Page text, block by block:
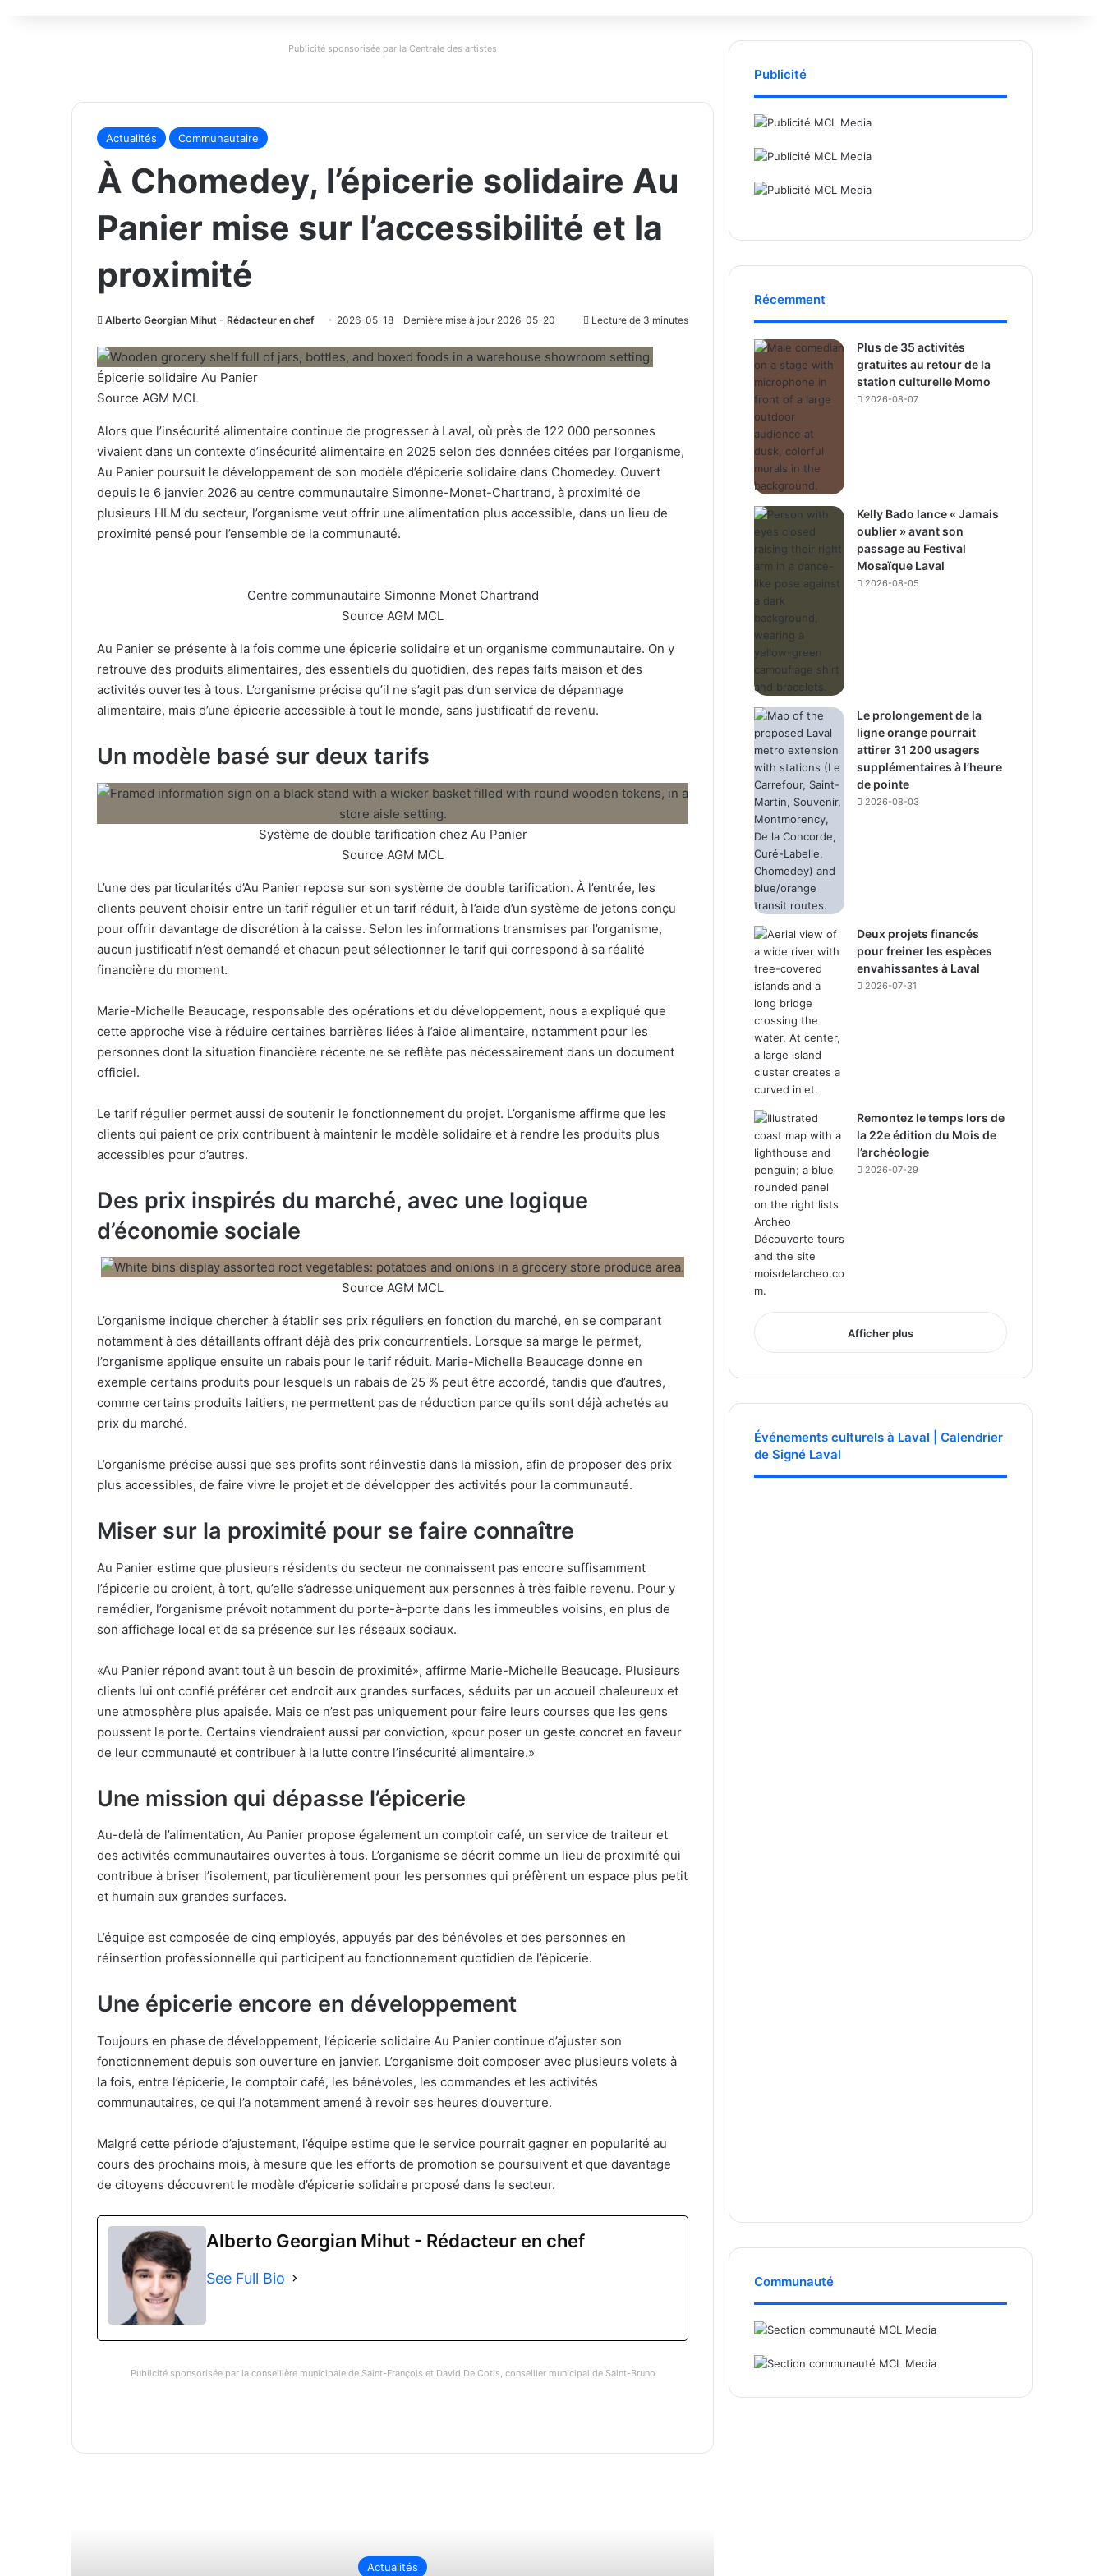
Publicité sponsorisée par la Centrale des artistes
Actualités Communautaire
À Chomedey, l’épicerie solidaire Au
Panier mise sur l’accessibilité et la
proximité
Alberto Georgian Mihut - Rédacteur en chef 2026-05-18 Dernière mise à jour 2026-05-20 Lecture de 3 minutes
Épicerie solidaire Au Panier
Source AGM MCL
Alors que l’insécurité alimentaire continue de progresser à Laval, où près de 122 000 personnes
vivaient dans un contexte d’insécurité alimentaire en 2025 selon des données citées par l’organisme,
Au Panier poursuit le développement de son modèle d’épicerie solidaire dans Chomedey. Ouvert
depuis le 6 janvier 2026 au centre communautaire Simonne-Monet-Chartrand, à proximité de
plusieurs HLM du secteur, l’organisme veut offrir une alimentation plus accessible, dans un lieu de
proximité pensé pour l’ensemble de la communauté.
Centre communautaire Simonne Monet Chartrand
Source AGM MCL
Au Panier se présente à la fois comme une épicerie solidaire et un organisme communautaire. On y
retrouve des produits alimentaires, des essentiels du quotidien, des repas faits maison et des
activités ouvertes à tous. L’organisme précise qu’il ne s’agit pas d’un service de dépannage
alimentaire, mais d’une épicerie accessible à tout le monde, sans justificatif de revenu.
Un modèle basé sur deux tarifs
Système de double tarification chez Au Panier
Source AGM MCL
L’une des particularités d’Au Panier repose sur son système de double tarification. À l’entrée, les
clients peuvent choisir entre un tarif régulier et un tarif réduit, à l’aide d’un système de jetons conçu
pour offrir davantage de discrétion à la caisse. Selon les informations transmises par l’organisme,
aucun justificatif n’est demandé et chacun peut sélectionner le tarif qui correspond à sa réalité
financière du moment.
Marie-Michelle Beaucage, responsable des opérations et du développement, nous a expliqué que
cette approche vise à réduire certaines barrières liées à l’aide alimentaire, notamment pour les
personnes dont la situation financière récente ne se reflète pas nécessairement dans un document
officiel.
Le tarif régulier permet aussi de soutenir le fonctionnement du projet. L’organisme affirme que les
clients qui paient ce prix contribuent à maintenir le modèle solidaire et à rendre les produits plus
accessibles pour d’autres.
Des prix inspirés du marché, avec une logique
d’économie sociale
Source AGM MCL
L’organisme indique chercher à établir ses prix réguliers en fonction du marché, en se comparant
notamment à des détaillants offrant déjà des prix concurrentiels. Lorsque sa marge le permet,
l’organisme applique ensuite un rabais pour le tarif réduit. Marie-Michelle Beaucage donne en
exemple certains produits pour lesquels un rabais de 25 % peut être accordé, tandis que d’autres,
comme certains produits laitiers, ne permettent pas de réduction parce qu’ils sont déjà achetés au
prix du marché.
L’organisme précise aussi que ses profits sont réinvestis dans la mission, afin de proposer des prix
plus accessibles, de faire vivre le projet et de développer des activités pour la communauté.
Miser sur la proximité pour se faire connaître
Au Panier estime que plusieurs résidents du secteur ne connaissent pas encore suffisamment
l’épicerie ou croient, à tort, qu’elle s’adresse uniquement aux personnes à très faible revenu. Pour y
remédier, l’organisme prévoit notamment du porte-à-porte dans les immeubles voisins, en plus de
son affichage local et de sa présence sur les réseaux sociaux.
«Au Panier répond avant tout à un besoin de proximité», affirme Marie-Michelle Beaucage. Plusieurs
clients lui ont confié préférer cet endroit aux grandes surfaces, séduits par un accueil chaleureux et
une atmosphère plus apaisée. Mais ce n’est pas uniquement pour faire leurs courses que les gens
poussent la porte. Certains viendraient aussi par conviction, «pour poser un geste concret en faveur
de leur communauté et contribuer à la lutte contre l’insécurité alimentaire.»
Une mission qui dépasse l’épicerie
Au-delà de l’alimentation, Au Panier propose également un comptoir café, un service de traiteur et
des activités communautaires ouvertes à tous. L’organisme se décrit comme un lieu de proximité qui
contribue à briser l’isolement, particulièrement pour les personnes qui préfèrent un espace plus petit
et humain aux grandes surfaces.
L’équipe est composée de cinq employés, appuyés par des bénévoles et des personnes en
réinsertion professionnelle qui participent au fonctionnement quotidien de l’épicerie.
Une épicerie encore en développement
Toujours en phase de développement, l’épicerie solidaire Au Panier continue d’ajuster son
fonctionnement depuis son ouverture en janvier. L’organisme doit composer avec plusieurs volets à
la fois, entre l’épicerie, le comptoir café, les bénévoles, les commandes et les activités
communautaires, ce qui l’a notamment amené à revoir ses heures d’ouverture.
Malgré cette période d’ajustement, l’équipe estime que le service pourrait gagner en popularité au
cours des prochains mois, à mesure que les efforts de promotion se poursuivent et que davantage
de citoyens découvrent le modèle d’épicerie solidaire proposé dans le secteur.
Alberto Georgian Mihut - Rédacteur en chef
See Full Bio
Publicité sponsorisée par la conseillère municipale de Saint-François et David De Cotis, conseiller municipal de Saint-Bruno
Actualités
Publicité
Récemment
Plus de 35 activités
gratuites au retour de la
station culturelle Momo
2026-08-07
Kelly Bado lance « Jamais
oublier » avant son
passage au Festival
Mosaïque Laval
2026-08-05
Le prolongement de la
ligne orange pourrait
attirer 31 200 usagers
supplémentaires à l’heure
de pointe
2026-08-03
Deux projets financés
pour freiner les espèces
envahissantes à Laval
2026-07-31
Remontez le temps lors de
la 22e édition du Mois de
l’archéologie
2026-07-29
Afficher plus
Événements culturels à Laval | Calendrier
de Signé Laval
Communauté